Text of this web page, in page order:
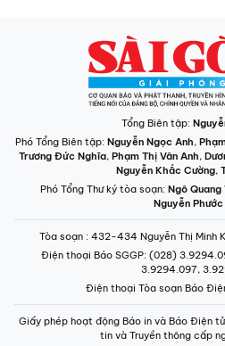
Tổng Biên tập:
Phó Tổng Biên tập: Nguyễn Ngọc Anh,
Trương Đức Nghĩa, Phạm Thị Vân Anh,
Nguyễn Khắc Cường,
Phó Tổng Thư ký tòa soạn: Ngô Quang
Nguyễn Phước
Tòa soạn : 432-434 Nguyễn Thị Minh
Điện thoại Báo SGGP: (028)
3.9294.097,
Điện thoại Tòa soạn Báo
Giấy phép hoạt động Báo in và Báo Điện
tin và Truyền thông cấp